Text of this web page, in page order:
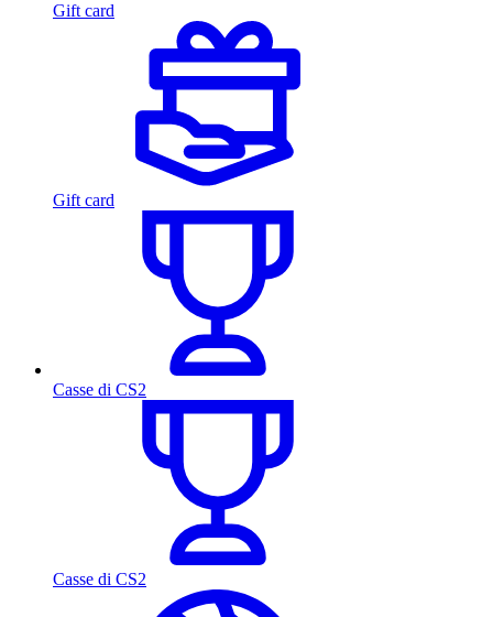
Gift card
Gift card
Casse di CS2
Casse di CS2